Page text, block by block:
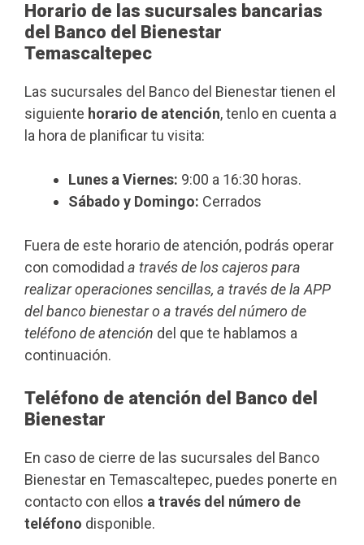
Horario de las sucursales bancarias
del Banco del Bienestar
Temascaltepec
Las sucursales del Banco del Bienestar tienen el
siguiente horario de atención, tenlo en cuenta a
la hora de planificar tu visita:
Lunes a Viernes: 9:00 a 16:30 horas.
Sábado y Domingo: Cerrados
Fuera de este horario de atención, podrás operar
con comodidad a través de los cajeros para
realizar operaciones sencillas, a través de la APP
del banco bienestar o a través del número de
teléfono de atención del que te hablamos a
continuación.
Teléfono de atención del Banco del
Bienestar
En caso de cierre de las sucursales del Banco
Bienestar en Temascaltepec, puedes ponerte en
contacto con ellos a través del número de
teléfono disponible.